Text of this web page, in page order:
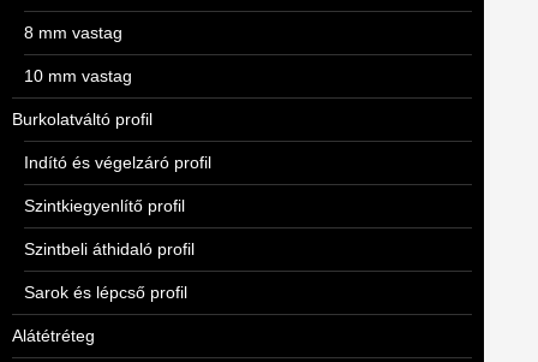
8 mm vastag
10 mm vastag
Burkolatváltó profil
Indító és végelzáró profil
Szintkiegyenlítő profil
Szintbeli áthidaló profil
Sarok és lépcső profil
Alátétréteg